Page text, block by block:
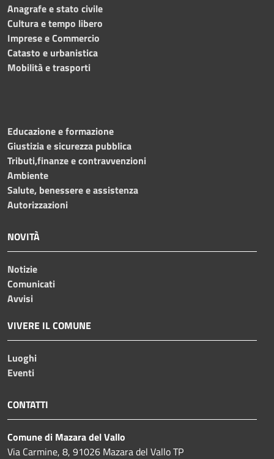
Anagrafe e stato civile
Cultura e tempo libero
Imprese e Commercio
Catasto e urbanistica
Mobilità e trasporti
Educazione e formazione
Giustizia e sicurezza pubblica
Tributi,finanze e contravvenzioni
Ambiente
Salute, benessere e assistenza
Autorizzazioni
NOVITÀ
Notizie
Comunicati
Avvisi
VIVERE IL COMUNE
Luoghi
Eventi
CONTATTI
Comune di Mazara del Vallo
Via Carmine, 8, 91026 Mazara del Vallo TP